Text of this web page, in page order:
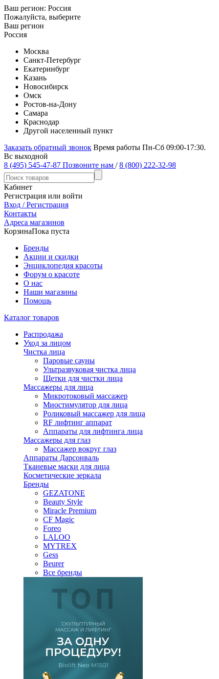
Ваш регион: Россия
Пожалуйста, выберите
Ваш регион
Россия
Москва
Санкт-Петербург
Екатеринбург
Казань
Новосибирск
Омск
Ростов-на-Дону
Самара
Краснодар
Другой населенный пункт
Заказать обратный звонок Время работы Пн-Сб 09:00-17:30.
Вс выходной
8 (495) 545-47-87 Позвоните нам / 8 (800) 222-32-98
Кабинет
Регистрация или войти
Вход / Регистрация
Контакты
Адреса магазинов
КорзинаПока пуста
Бренды
Акции и скидки
Энциклопедия красоты
Форум о красоте
О нас
Наши магазины
Помощь
Каталог товаров
Распродажа
Уход за лицом
Чистка лица
Паровые сауны
Ультразвуковая чистка лица
Щетки для чистки лица
Массажеры для лица
Микротоковый массажер
Миостимулятор для лица
Роликовый массажер для лица
RF лифтинг аппарат
Аппараты для лифтинга лица
Массажеры для глаз
Массажер вокруг глаз
Аппараты Дарсонваль
Тканевые маски для лица
Косметические зеркала
Бренды
GEZATONE
Beauty Style
Miracle Premium
CF Magic
Foreo
LALOO
MYTREX
Gess
Beurer
Все бренды